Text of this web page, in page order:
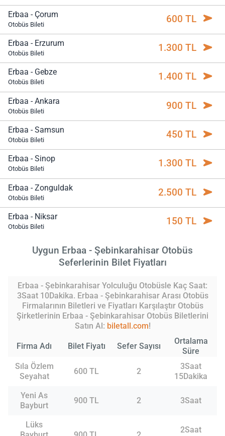
Erbaa - Çorum
Otobüs Bileti 600 TL
Erbaa - Erzurum
Otobüs Bileti 1.300 TL
Erbaa - Gebze
Otobüs Bileti 1.400 TL
Erbaa - Ankara
Otobüs Bileti 900 TL
Erbaa - Samsun
Otobüs Bileti 450 TL
Erbaa - Sinop
Otobüs Bileti 1.300 TL
Erbaa - Zonguldak
Otobüs Bileti 2.500 TL
Erbaa - Niksar
Otobüs Bileti 150 TL
Uygun Erbaa - Şebinkarahisar Otobüs
Seferlerinin Bilet Fiyatları
Erbaa - Şebinkarahisar Yolculuğu Otobüsle Kaç Saat:
3Saat 10Dakika. Erbaa - Şebinkarahisar Arası Otobüs
Firmalarının Biletleri ve Fiyatları Karşılaştır Otobüs
Şirketlerinin Erbaa - Şebinkarahisar Otobüs Biletlerini
Satın Al: biletall.com!
Firma Adı Bilet Fiyatı Sefer Sayısı
Ortalama
Süre
Sıla Özlem
Seyahat
600 TL 2
3Saat
15Dakika
Yeni As
Bayburt
900 TL 2 3Saat
Lüks
2Saat